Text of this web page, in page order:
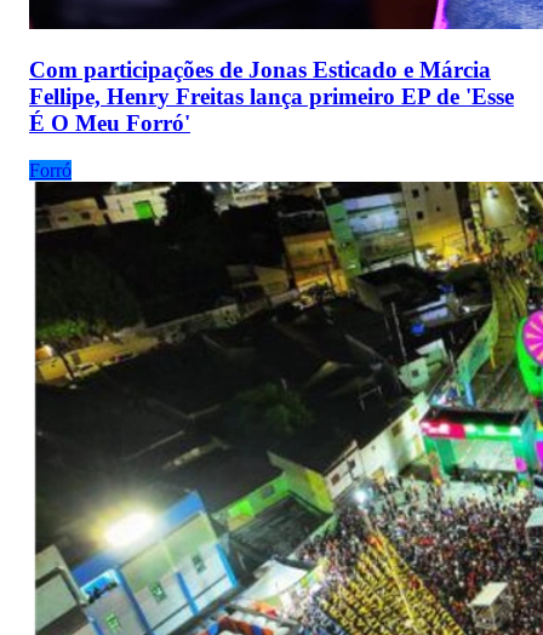
Com participações de Jonas Esticado e Márcia
Fellipe, Henry Freitas lança primeiro EP de 'Esse
É O Meu Forró'
Forró